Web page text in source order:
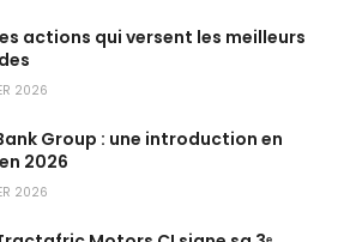
actions qui versent les meilleurs
2026
Group : une introduction en
2026
2026